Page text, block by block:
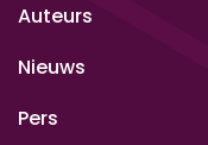
Auteurs
Nieuws
Pers